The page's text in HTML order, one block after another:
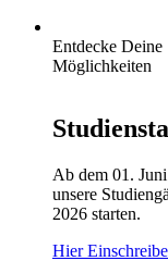
Entdecke Deine
Möglichkeiten
Ab dem 01.
unsere
2026 starten.
Hier